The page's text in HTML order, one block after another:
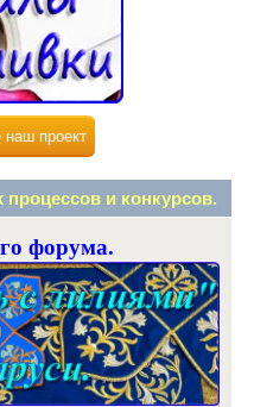
проект
и конкурсов.
форума.